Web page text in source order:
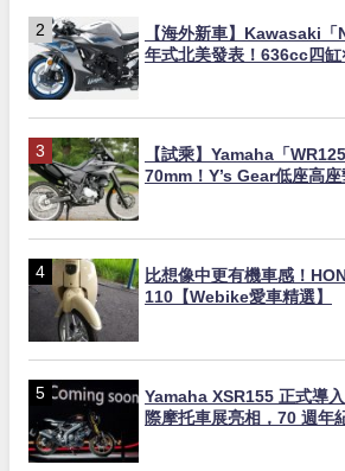
【海外新車】Kawasaki
年式北美發表！636cc四缸
【試乘】Yamaha「
70mm！Y’s Gear低座高座
比想像中更有機車感！
110【Webike愛車精選】
Yamaha XSR155 正式導
際摩托車展亮相，70 週年